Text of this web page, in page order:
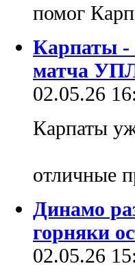
помог
Карпаты -
матча
02.05.26
Карпаты
отличные
Динамо
горняки
02.05.26